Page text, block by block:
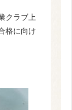
クラブ上
格に向け